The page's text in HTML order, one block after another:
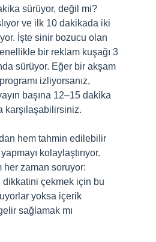
sürüyor, değil mi?
ve ilk 10 dakikada iki
İşte sinir bozucu olan
bir reklam kuşağı 3
sürüyor. Eğer bir akşam
izliyorsanız,
başına 12–15 dakika
karşılaşabilirsiniz.
hem tahmin edilebilir
kolaylaştırıyor.
her zaman soruyor:
dikkatini çekmek için bu
yoksa içerik
sağlamak mı